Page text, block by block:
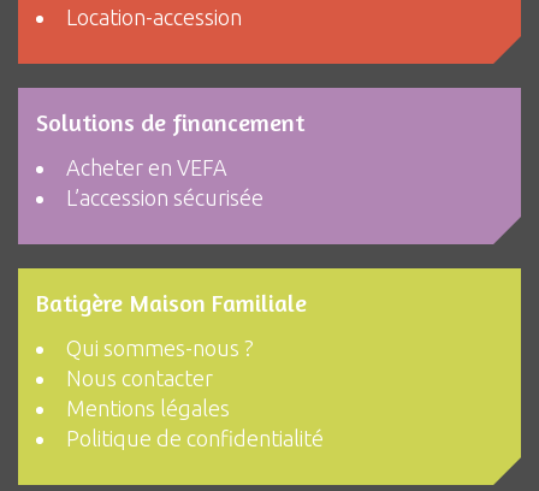
Location-accession
Solutions de financement
Acheter en VEFA
L’accession sécurisée
Batigère Maison Familiale
Qui sommes-nous ?
Nous contacter
Mentions légales
Politique de confidentialité